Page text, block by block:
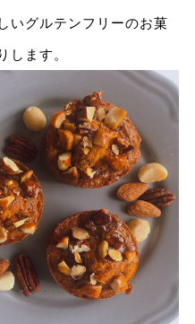
いグルテンフリーのお菓
します。